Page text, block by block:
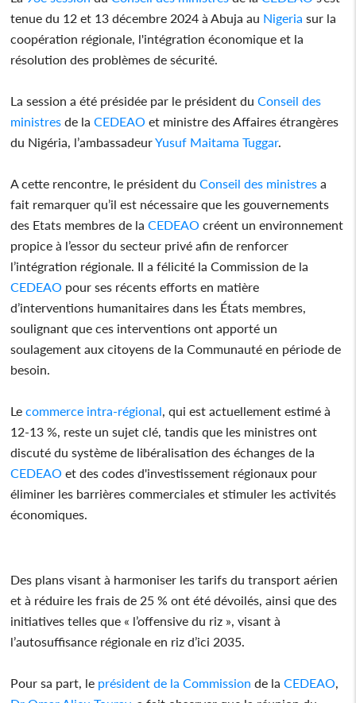
tenue du 12 et 13 décembre 2024 à Abuja au Nigeria sur la
coopération régionale, l'intégration économique et la
résolution des problèmes de sécurité.
La session a été présidée par le président du Conseil des
ministres de laCEDEAO et ministre des Affaires étrangères
du Nigéria, l’ambassadeurYusuf Maitama Tuggar.
A cette rencontre, le président du Conseil des ministres a
fait remarquer qu’il est nécessaire que les gouvernements
des Etats membres de laCEDEAO créent un environnement
propice à l’essor du secteur privé afin de renforcer
l’intégration régionale. Il a félicité la Commission de la
CEDEAO pour ses récents efforts en matière
d’interventions humanitaires dans les États membres,
soulignant que ces interventions ont apporté un
soulagement aux citoyens de la Communauté en période de
besoin.
Le commerce intra-régional , qui est actuellement estimé à
12-13 %, reste un sujet clé, tandis que les ministres ont
discuté du système de libéralisation des échanges de la
CEDEAO et des codes d'investissement régionaux pour
éliminer les barrières commerciales et stimuler les activités
économiques.
Des plans visant à harmoniser les tarifs du transport aérien
et à réduire les frais de 25 % ont été dévoilés, ainsi que des
initiatives telles que « l’offensive du riz », visant à
l’autosuffisance régionale en riz d’ici 2035.
Pour sa part, le président de la Commission de laCEDEAO